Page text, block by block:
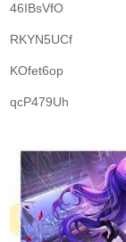
46IBsVfO
RKYN5UCf
KOfet6op
qcP479Uh